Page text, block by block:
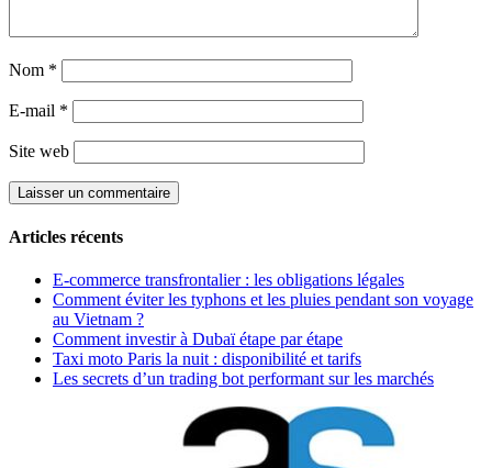
Nom *
E-mail *
Site web
Articles récents
E-commerce transfrontalier : les obligations légales
Comment éviter les typhons et les pluies pendant son voyage
au Vietnam ?
Comment investir à Dubaï étape par étape
Taxi moto Paris la nuit : disponibilité et tarifs
Les secrets d’un trading bot performant sur les marchés